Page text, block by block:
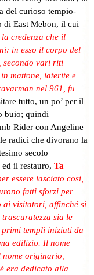
del curioso tempio-
di East Mebon, il cui
credenza che il
in esso il corpo del
secondo vari riti
mattone, laterite e
nel 961, fu
tutto, un po’ per il
buio; quindi
Rider con Angeline
radici che divorano la
secolo
il restauro, Ta
essere lasciato così,
fatti sforzi per
ai visitatori, affinché si
sia le
primi templi iniziati da
edilizio. Il nome
originario,
era dedicato alla